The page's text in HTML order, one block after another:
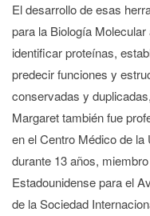
El desarrollo de esas
para la Biología
identificar proteínas,
predecir funciones y
conservadas y
Margaret también fue
en el Centro Médico de
durante 13 años,
Estadounidense para el
de la Sociedad